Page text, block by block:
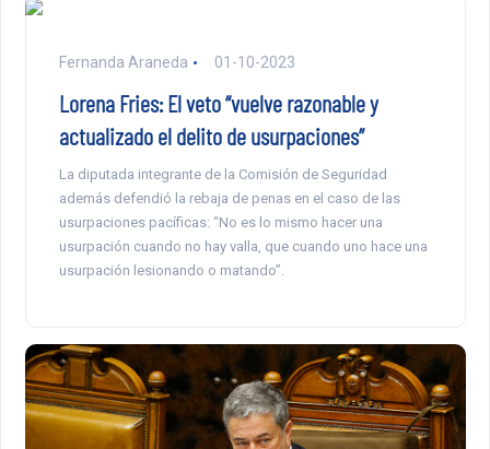
Fernanda Araneda 01-10-2023
Lorena Fries: El veto “vuelve razonable y
actualizado el delito de usurpaciones”
La diputada integrante de la Comisión de Seguridad
además defendió la rebaja de penas en el caso de las
usurpaciones pacíficas: “No es lo mismo hacer una
usurpación cuando no hay valla, que cuando uno hace una
usurpación lesionando o matando”.